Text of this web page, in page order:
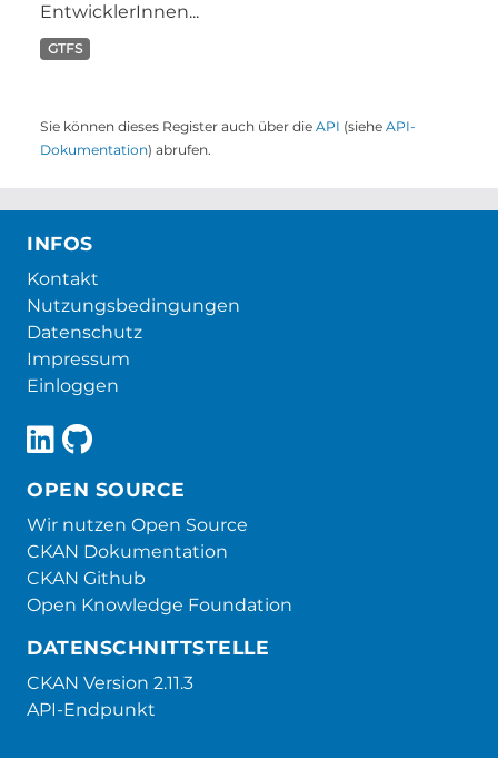
EntwicklerInnen...
GTFS
Sie können dieses Register auch über die API (siehe API-
Dokumentation) abrufen.
INFOS
Kontakt
Nutzungsbedingungen
Datenschutz
Impressum
Einloggen
OPEN SOURCE
Wir nutzen Open Source
CKAN Dokumentation
CKAN Github
Open Knowledge Foundation
DATENSCHNITTSTELLE
CKAN Version 2.11.3
API-Endpunkt